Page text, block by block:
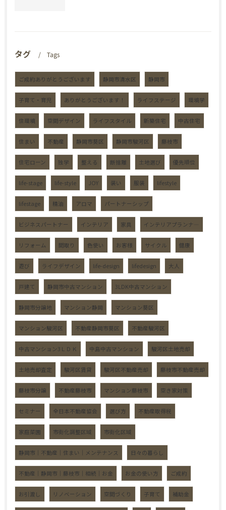
タグ Tags
ご成約ありがとうございます 静岡市清水区 静岡市
子育て・育児 ありがとうございます！ ライフステージ 環境学
住環境 空間デザイン ライフスタイル 新築住宅 中古住宅
住まい 不動産 静岡市葵区 静岡市駿河区 藤枝市
住宅ローン 独学 整える 断捨離 土地選び 優先順位
life-stage life-style JOY 装い 服装 lifestyle
lifestage 精油 アロマ パートナーシップ
ビジネスパートナー インテリア 家具 インテリアプランナ―
リフォーム 間取り 色使い お客様 サイクル 健康
遊び ライフデザイン life-design lifedesign 大人
戸建て 静岡市中古マンション 3LDK中古マンション
静岡市分譲地 マンション静岡 マンション葵区
マンション駿河区 不動産静岡市葵区 不動産駿河区
中古マンション3ＬＤＫ 中島中古マンション 駿河区土地売却
土地売却査定 駿河区賃貸 駿河区不動産売却 藤枝市不動産売却
藤枝市分譲 不動産藤枝市 マンション藤枝市 空き家対策
セミナー 全日本不動産協会 選び方 不動産取得税
家庭菜園 市街化調整区域 市街化区域
静岡市｜不動産｜住まい｜メンテナンス 日々の暮らし
不動産｜静岡市｜藤枝市｜相続｜お金 お金の使い方 ご成約
お引渡し リノベーション 空間づくり 子育て 補助金